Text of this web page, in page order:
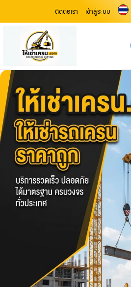
ติดต่อเรา เข้าสู่ระบบ